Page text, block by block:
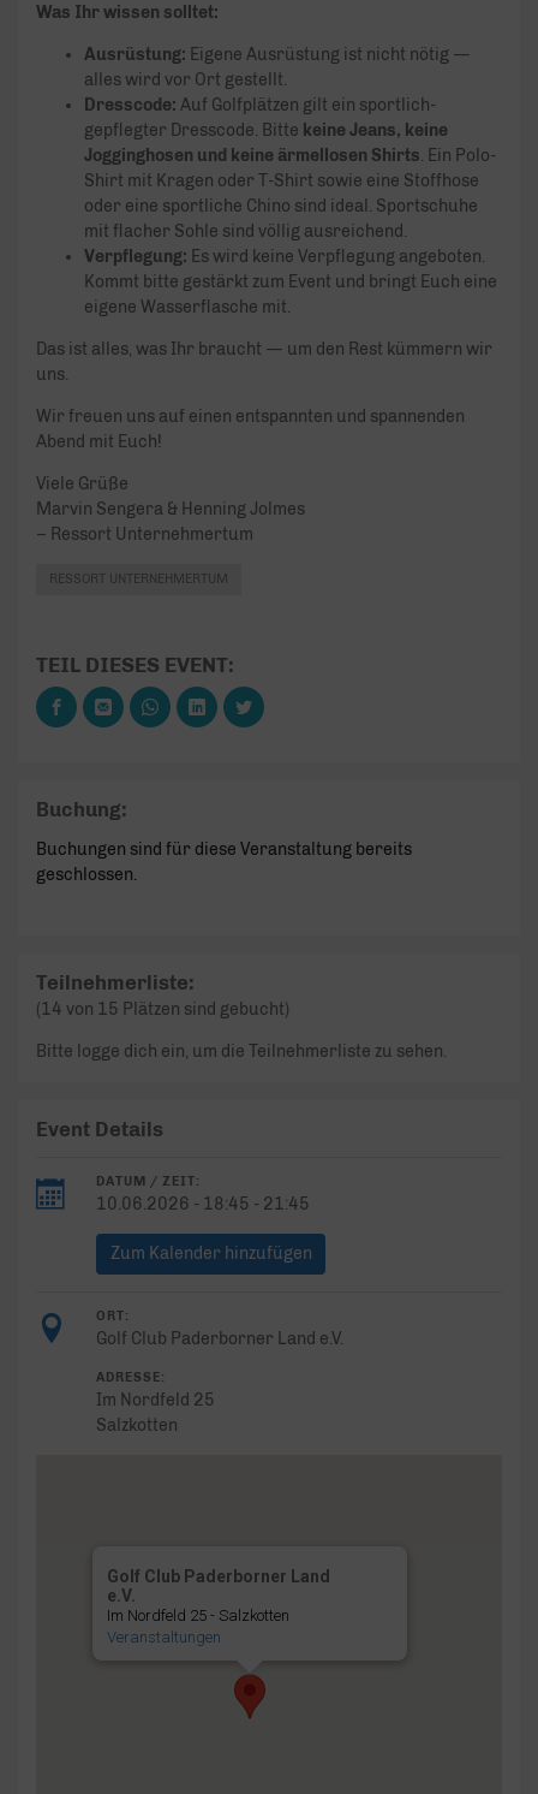
Was Ihr wissen solltet:
Ausrüstung: Eigene Ausrüstung ist nicht nötig —
alles wird vor Ort gestellt.
Dresscode: Auf Golfplätzen gilt ein sportlich-
gepflegter Dresscode. Bitte keine Jeans, keine
Jogginghosen und keine ärmellosen Shirts. Ein Polo-
Shirt mit Kragen oder T-Shirt sowie eine Stoffhose
oder eine sportliche Chino sind ideal. Sportschuhe
mit flacher Sohle sind völlig ausreichend.
Verpflegung: Es wird keine Verpflegung angeboten.
Kommt bitte gestärkt zum Event und bringt Euch eine
eigene Wasserflasche mit.
Das ist alles, was Ihr braucht — um den Rest kümmern wir
uns.
Wir freuen uns auf einen entspannten und spannenden
Abend mit Euch!
Viele Grüße
Marvin Sengera & Henning Jolmes
– Ressort Unternehmertum
RESSORT UNTERNEHMERTUM
TEIL DIESES EVENT:
Buchung:
Buchungen sind für diese Veranstaltung bereits
geschlossen.
Teilnehmerliste:
(14 von 15 Plätzen sind gebucht)
Bitte logge dich ein, um die Teilnehmerliste zu sehen.
Event Details
DATUM / ZEIT:
10.06.2026 - 18:45 - 21:45
Zum Kalender hinzufügen
ORT:
Golf Club Paderborner Land e.V.
ADRESSE:
Im Nordfeld 25
Salzkotten
Golf Club Paderborner Land
e.V.
Im Nordfeld 25 - Salzkotten
Veranstaltungen